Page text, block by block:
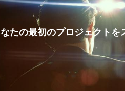
たの最初のプロジェクトを